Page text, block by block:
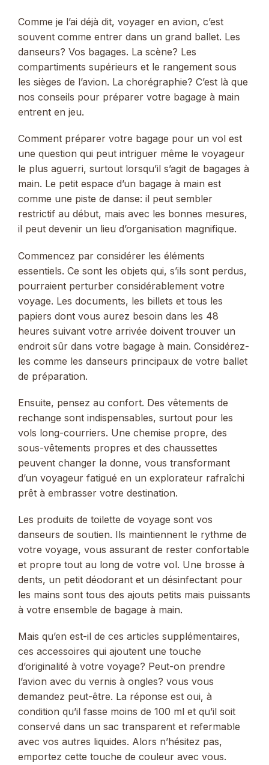
Comme je l’ai déjà dit, voyager en avion, c’est
souvent comme entrer dans un grand ballet. Les
danseurs? Vos bagages. La scène? Les
compartiments supérieurs et le rangement sous
les sièges de l’avion. La chorégraphie? C’est là que
nos conseils pour préparer votre bagage à main
entrent en jeu.
Comment préparer votre bagage pour un vol est
une question qui peut intriguer même le voyageur
le plus aguerri, surtout lorsqu’il s’agit de bagages à
main. Le petit espace d’un bagage à main est
comme une piste de danse: il peut sembler
restrictif au début, mais avec les bonnes mesures,
il peut devenir un lieu d’organisation magnifique.
Commencez par considérer les éléments
essentiels. Ce sont les objets qui, s’ils sont perdus,
pourraient perturber considérablement votre
voyage. Les documents, les billets et tous les
papiers dont vous aurez besoin dans les 48
heures suivant votre arrivée doivent trouver un
endroit sûr dans votre bagage à main. Considérez-
les comme les danseurs principaux de votre ballet
de préparation.
Ensuite, pensez au confort. Des vêtements de
rechange sont indispensables, surtout pour les
vols long-courriers. Une chemise propre, des
sous-vêtements propres et des chaussettes
peuvent changer la donne, vous transformant
d’un voyageur fatigué en un explorateur rafraîchi
prêt à embrasser votre destination.
Les produits de toilette de voyage sont vos
danseurs de soutien. Ils maintiennent le rythme de
votre voyage, vous assurant de rester confortable
et propre tout au long de votre vol. Une brosse à
dents, un petit déodorant et un désinfectant pour
les mains sont tous des ajouts petits mais puissants
à votre ensemble de bagage à main.
Mais qu’en est-il de ces articles supplémentaires,
ces accessoires qui ajoutent une touche
d’originalité à votre voyage? Peut-on prendre
l’avion avec du vernis à ongles? vous vous
demandez peut-être. La réponse est oui, à
condition qu’il fasse moins de 100 ml et qu’il soit
conservé dans un sac transparent et refermable
avec vos autres liquides. Alors n’hésitez pas,
emportez cette touche de couleur avec vous.